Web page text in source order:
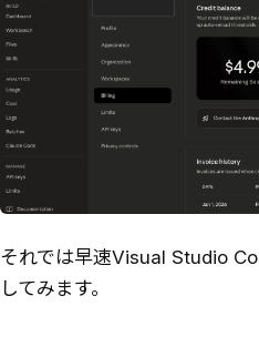
それでは早速Visual Studio
してみます。